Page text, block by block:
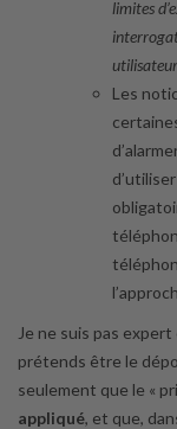
limites
Les
Je ne suis pas
prétends être le
seulement que le «
appliqué, et que,